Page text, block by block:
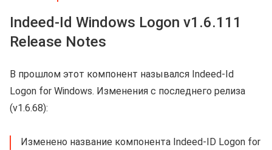
Indeed-Id Windows Logon v1.6.111
Release Notes
В прошлом этот компонент назывался Indeed-Id
Logon for Windows. Изменения с последнего релиза
(v1.6.68):
Изменено название компонента Indeed-ID Logon for